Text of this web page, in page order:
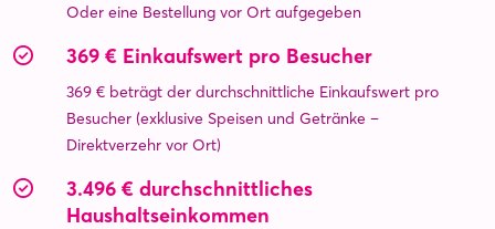
Oder eine Bestellung vor Ort aufgegeben
369 € Einkaufswert pro Besucher
369 € beträgt der durchschnittliche Einkaufswert pro
Besucher (exklusive Speisen und Getränke –
Direktverzehr vor Ort)
3.496 € durchschnittliches
Haushaltseinkommen